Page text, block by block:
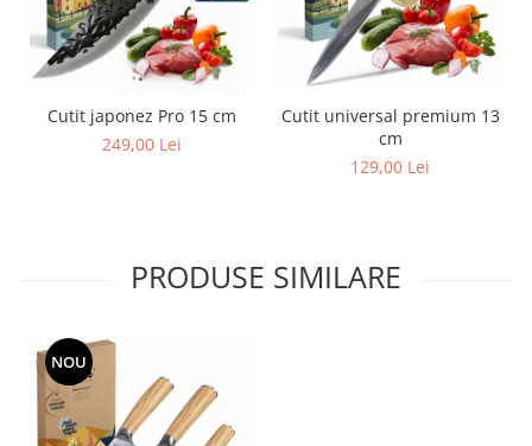
Cutit japonez Pro 15 cm
249,00 Lei
Cutit universal premium 13
cm
129,00 Lei
PRODUSE SIMILARE
NOU